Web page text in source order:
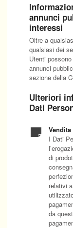
annunci
interessi
Oltre a
qualsiasi dei
Utenti
annunci
sezione della
Ulteriori
Dati
I Dati
di
relativi
da